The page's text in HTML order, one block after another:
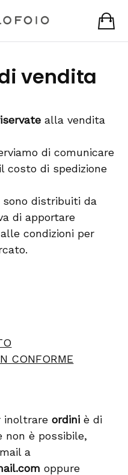
vendita
alla vendita
di comunicare
il costo di spedizione
sono distribuiti da
di apportare
condizioni per
CONFORME
inoltrareordini è di
non è possibile,
a
oppure